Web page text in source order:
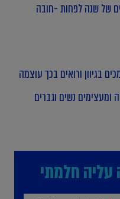
של שנה לפחות -חובה
בגיוון ורואים בכך עוצמה
ומעצימים נשים וגברים
חלמתי